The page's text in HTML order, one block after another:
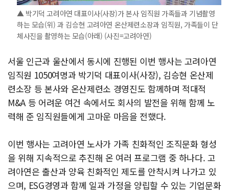
▲ 박기덕 고려아연 대표이사(사장)가 본사 임직원 가족들과 기념촬영
하는 모습(위) 과 김승현 고려아연 온산제련소장과 임직원, 가족들이 단
체사진을 촬영하는 모습(아래) (사진=고려아연)
서울 인근과 울산에서 동시에 진행된 이번 행사는 고려아연
임직원 1050여명과 박기덕 대표이사(사장), 김승현 온산제
련소장 등 본사와 온산제련소 경영진도 함께하며 적대적
M&A 등 어려운 여건 속에서도 회사의 발전을 위해 함께 노
력해 준 임직원들에게 고마운 마음을 전했다.
이번 행사는 고려아연 노사가 가족 친화적인 조직문화 형성
을 위해 지속적으로 추진해 온 여러 프로그램 중 하나다. 고
려아연은 출산과 양육 친화적인 제도를 안착시켜 나가고 있
으며, ESG경영과 함께 일과 가정을 양립할 수 있는 기업문화